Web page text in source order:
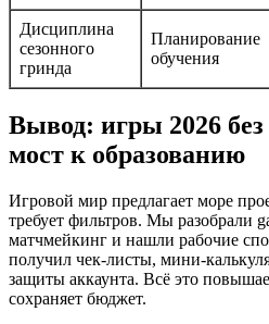
Дисциплина
сезонного
гринда
Планирование
обучения
Вывод: игры 2026
мост к образованию
Игровой мир предлагает море
требует фильтров. Мы разобрали
матчмейкинг и нашли рабочие
получил чек‑листы,
защиты аккаунта. Всё это
сохраняет бюджет.